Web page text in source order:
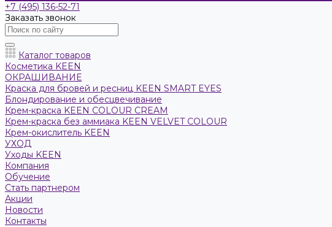
+7 (495) 136-52-71
Заказать звонок
Каталог товаров
Косметика KEEN
ОКРАШИВАНИЕ
Краска для бровей и ресниц KEEN SMART EYES
Блондирование и обесцвечивание
Крем-краска KEEN COLOUR CREAM
Крем-краска без аммиака KEEN VELVET COLOUR
Крем-окислитель KEEN
УХОД
Уходы KEEN
Компания
Обучение
Стать партнером
Акции
Новости
Контакты